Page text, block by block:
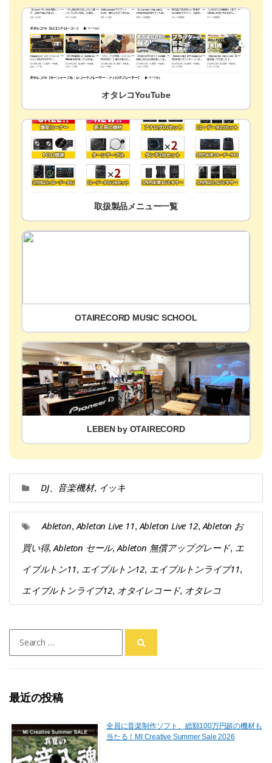
オタレコYouTube
取扱製品メニュー一覧
OTAIRECORD MUSIC SCHOOL
LEBEN by OTAIRECORD
DJ、音楽機材, イッキ
Ableton, Ableton Live 11, Ableton Live 12, Ableton お
買い得,Ableton セール,Ableton 無償アップグレード, エ
イブルトン11, エイブルトン12, エイブルトンライブ11,
エイブルトンライブ12, オタイレコード, オタレコ
for:
最近の投稿
全員に音楽制作ソフト、総額100万円超の機材も
当たる！MI Creative Summer Sale 2026